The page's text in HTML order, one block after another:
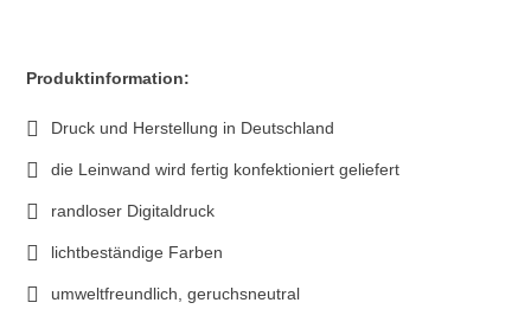
Produktinformation:
Druck und Herstellung in Deutschland
die Leinwand wird fertig konfektioniert geliefert
randloser Digitaldruck
lichtbeständige Farben
umweltfreundlich, geruchsneutral